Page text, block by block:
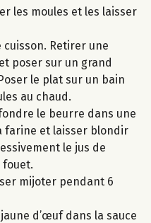
les moules et les laisser
Retirer une
poser sur un grand
le plat sur un bain
au chaud.
le beurre dans une
farine et laisser blondir
le jus de
fouet.
mijoter pendant 6
d’œuf dans la sauce